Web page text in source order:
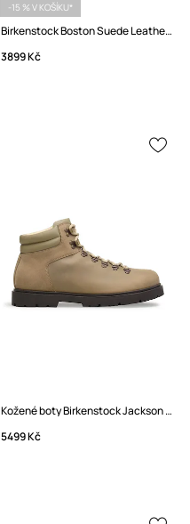
-15 % V KOŠÍKU*
Birkenstock Boston Suede Leather pantofle nazouváky semišové
3899 Kč
Kožené boty Birkenstock Jackson 2.0
5499 Kč